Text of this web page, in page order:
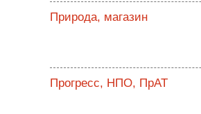
Природа, магазин
Прогресс, НПО, ПрАТ